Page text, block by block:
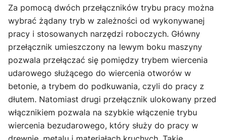
Za pomocą dwóch przełączników trybu pracy można
wybrać żądany tryb w zależności od wykonywanej
pracy i stosowanych narzędzi roboczych. Główny
przełącznik umieszczony na lewym boku maszyny
pozwala przełączać się pomiędzy trybem wiercenia
udarowego służącego do wiercenia otworów w
betonie, a trybem do podkuwania, czyli do pracy z
dłutem. Natomiast drugi przełącznik ulokowany przed
włącznikiem pozwala na szybkie włączenie trybu
wiercenia bezudarowego, który służy do pracy w